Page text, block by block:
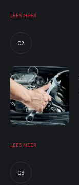
LEES MEER
02
LEES MEER
03